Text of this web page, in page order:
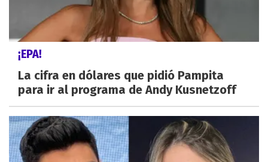
¡EPA!
La cifra en dólares que pidió Pampita
para ir al programa de Andy Kusnetzoff